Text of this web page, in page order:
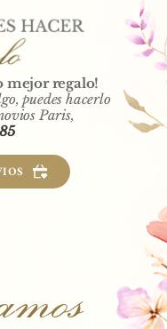
mejor regalo!
puedes hacerlo
Paris,